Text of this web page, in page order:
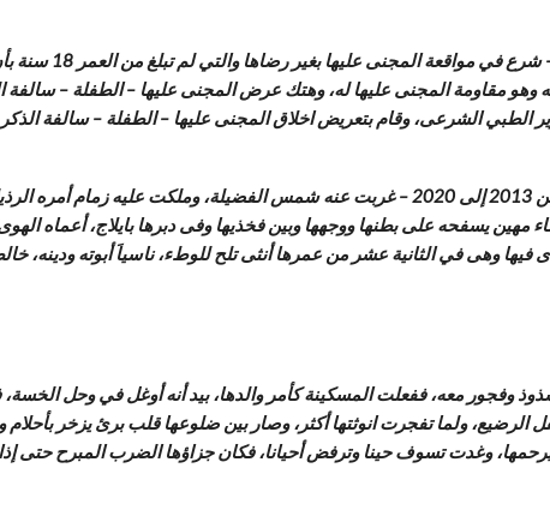
النيابة العامة اتهمت “الأب” لأنه في الفترة
مقاومة المجنى عليها له، وهتك عرض المجنى عليها – الطفلة – سالفة
بالتقرير الطبي الشرعى، وقام بتعريض اخلاق المجنى عليها – الطفلة – سالفة
المحكمة في حيثيات الحكم قالت أن المتهم – الرجل الخمسينى – الذى ولج أعتاب الشيخوخة، وذات سنين، من 2013 إلى 2020 – غربت عنه شمس
يسفحه على بطنها ووجهها وبين فخذيها وفى دبرها بايلاج، أعماه
في الثانية عشر من عمرها أنثى تلح للوطء، ناسياَ أبوته ودينه،
وفجور معه، ففعلت المسكينة كأمر والدها، بيد أنه أوغل في وحل الخسة،
الرضيع، ولما تفجرت انوثتها أكثر، وصار بين ضلوعها قلب برئ يزخر
وغدت تسوف حينا وترفض أحيانا، فكان جزاؤها الضرب المبرح حتى